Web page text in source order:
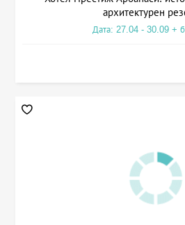
архитектурен
Дата: 27.04 - 30.09 +